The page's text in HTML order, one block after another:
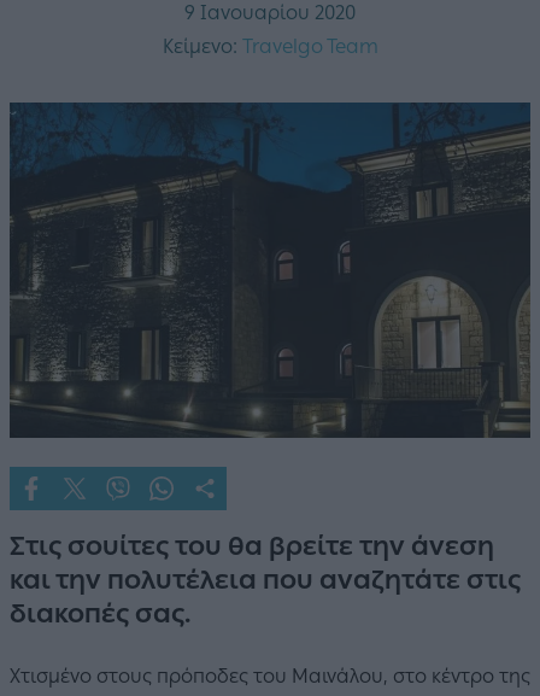
9 Ιανουαρίου 2020
Κείμενο: Travelgo Team
Στις σουίτες του θα βρείτε την άνεση
και την πολυτέλεια που αναζητάτε στις
διακοπές σας.
Χτισμένο στους πρόποδες του Μαινάλου, στο κέντρο της